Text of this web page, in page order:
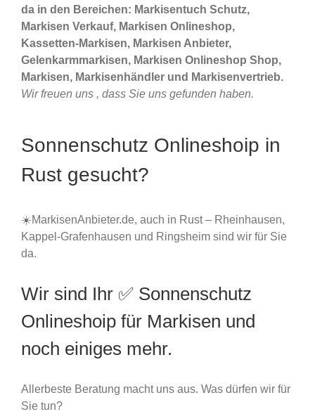
da in den Bereichen: Markisentuch Schutz,
Markisen Verkauf, Markisen Onlineshop,
Kassetten-Markisen, Markisen Anbieter,
Gelenkarmmarkisen, Markisen Onlineshop Shop,
Markisen, Markisenhändler und Markisenvertrieb.
Wir freuen uns , dass Sie uns gefunden haben.
Sonnenschutz Onlineshoip in
Rust gesucht?
☀️MarkisenAnbieter.de, auch in Rust – Rheinhausen,
Kappel-Grafenhausen und Ringsheim sind wir für Sie
da.
Wir sind Ihr ✅ Sonnenschutz
Onlineshoip für Markisen und
noch einiges mehr.
Allerbeste Beratung macht uns aus. Was dürfen wir für
Sie tun?